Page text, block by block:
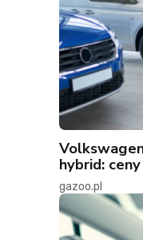
hybrid:
gazoo.pl